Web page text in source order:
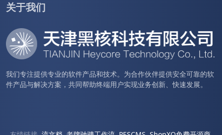
关于我们
我们专注提供专业的软件产品和技术。为合作伙伴提供安全可靠的软
件产品与解决方案，共同帮助终端用户实现业务创新、快速发展。